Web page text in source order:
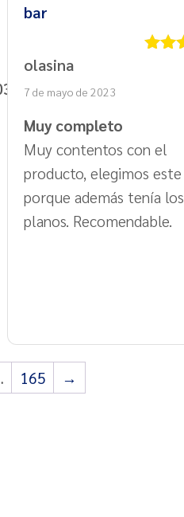
bar
olasina
7 de mayo de 2023
Muy completo
Muy contentos con el
producto, elegimos este
porque además tenía los
planos. Recomendable.
165 →